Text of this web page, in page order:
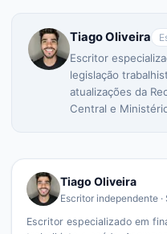
Tiago Oliveira
Escritor
legislação
atualizações da
Central e
Tiago Oliveira
Escritor independente ·
Escritor especializado em